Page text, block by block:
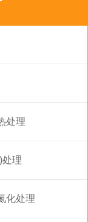
处理
处理
化处理